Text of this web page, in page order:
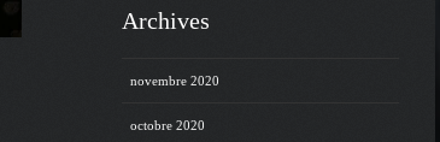
Archives
novembre 2020
octobre 2020